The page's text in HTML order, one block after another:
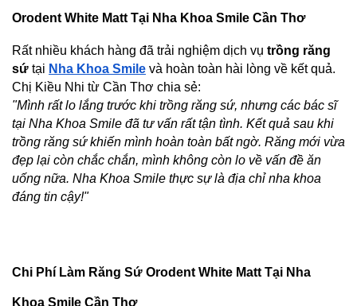
Orodent White Matt Tại Nha Khoa Smile Cần Thơ
Rất nhiều khách hàng đã trải nghiệm dịch vụ trồng răng
sứ tại Nha Khoa Smile và hoàn toàn hài lòng về kết quả.
Chị Kiều Nhi từ Cần Thơ chia sẻ:
"Mình rất lo lắng trước khi trồng răng sứ, nhưng các bác sĩ
tại Nha Khoa Smile đã tư vấn rất tận tình. Kết quả sau khi
trồng răng sứ khiến mình hoàn toàn bất ngờ. Răng mới vừa
đẹp lại còn chắc chắn, mình không còn lo về vấn đề ăn
uống nữa. Nha Khoa Smile thực sự là địa chỉ nha khoa
đáng tin cậy!"
Chi Phí Làm Răng Sứ Orodent White Matt Tại Nha
Khoa Smile Cần Thơ